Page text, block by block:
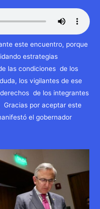
este encuentro, porque
estrategias
las condiciones de los
los vigilantes de ese
de los integrantes
Gracias por aceptar este
el gobernador